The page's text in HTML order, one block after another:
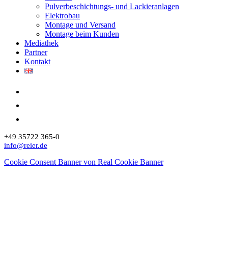
Pulverbeschichtungs- und Lackieranlagen
Elektrobau
Montage und Versand
Montage beim Kunden
Mediathek
Partner
Kontakt
+49 35722 365-0
info@reier.de
Cookie Consent Banner von Real Cookie Banner